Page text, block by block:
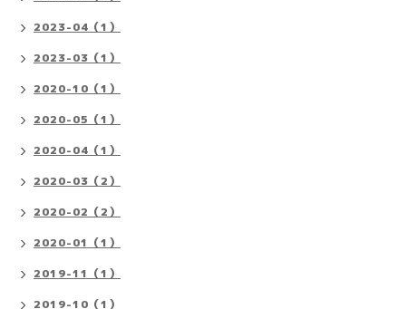
2023-04（1）
2023-03（1）
2020-10（1）
2020-05（1）
2020-04（1）
2020-03（2）
2020-02（2）
2020-01（1）
2019-11（1）
2019-10（1）